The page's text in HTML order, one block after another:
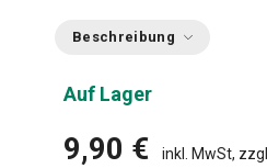
Beschreibung
Auf Lager
9,90 € inkl. MwSt, zzgl.